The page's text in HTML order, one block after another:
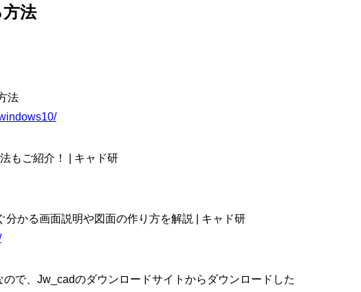
法
法
もご紹介！ | キャド研
かる画面説明や図面の作り方を解説 | キャド研
で、Jw_cadのダウンロードサイトからダウンロードした